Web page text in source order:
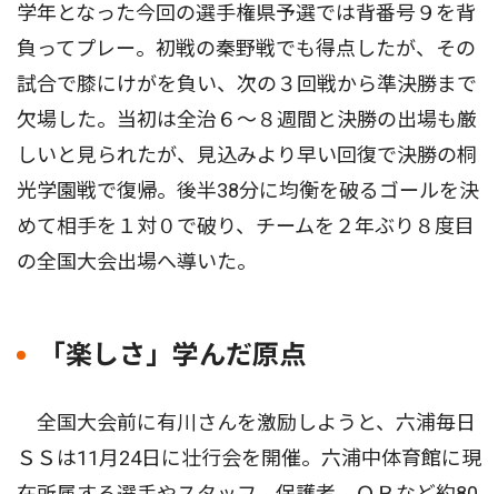
学年となった今回の選手権県予選では背番号９を背
負ってプレー。初戦の秦野戦でも得点したが、その
試合で膝にけがを負い、次の３回戦から準決勝まで
欠場した。当初は全治６〜８週間と決勝の出場も厳
しいと見られたが、見込みより早い回復で決勝の桐
光学園戦で復帰。後半38分に均衡を破るゴールを決
めて相手を１対０で破り、チームを２年ぶり８度目
の全国大会出場へ導いた。
「楽しさ」学んだ原点
全国大会前に有川さんを激励しようと、六浦毎日
ＳＳは11月24日に壮行会を開催。六浦中体育館に現